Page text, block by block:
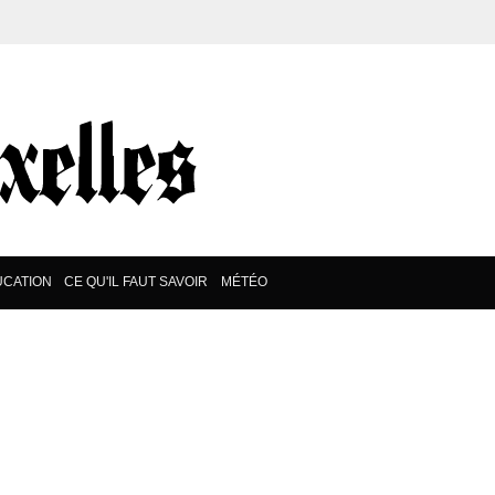
CE QU'IL FAUT SAVOIR MÉTÉO